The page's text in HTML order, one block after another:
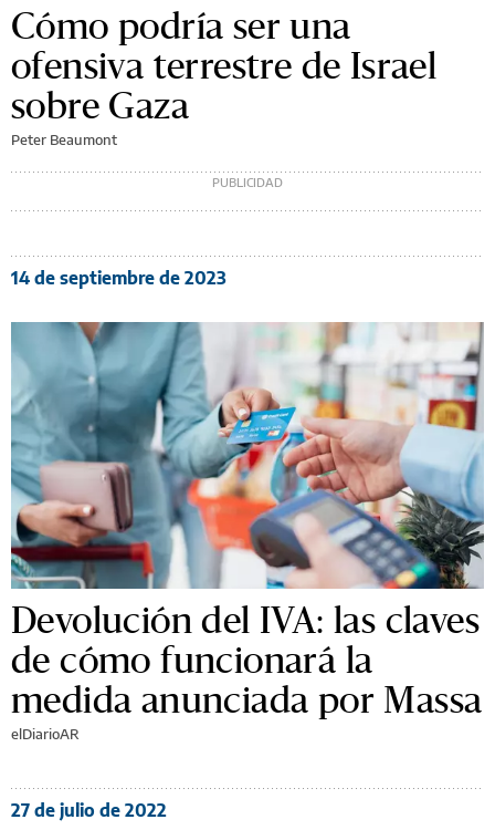
Cómo podría ser una
ofensiva terrestre de Israel
sobre Gaza
Peter Beaumont
14 de septiembre de 2023
Devolución del IVA: las claves
de cómo funcionará la
medida anunciada por Massa
elDiarioAR
27 de julio de 2022